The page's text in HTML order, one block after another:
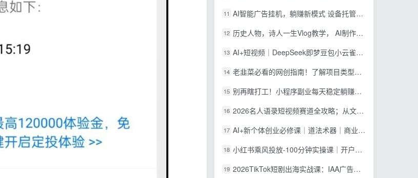
11 AI智能广告挂机，躺赚新模式 设备托管运行，解放双手持续变现
12 历史人物，诗人一生Vlog教学， AI制作丨伙伴计划丨精选收益丨商单收徒 ，新领域红利期，抓紧做
13 AI+短视频｜DeepSeek即梦豆包小云雀全工具教学，从账号定位到剪映剪辑，零基础也能快速上手做爆款
14 老韭菜必看的网创指南！了解项目类型，才能找到好的项目，才能拿到想要的结果
15 别再瞎打工！小程序副业每天稳定躺赚200+
16 2026名人语录短视频赛道全攻略；从文案撰写到声音克隆部署，系统掌握涨粉变现双赢制作技术
17 AI+新个体创业必修课｜道法术器｜商业逻辑·小红书流量·AI智能体｜低成本打造个人变现小生意全套教学
18 小红书乘风投放-100分钟实操课｜开户返点·标准投搭建·莱卡定向，新店建模撬动笔记自然流量全套教学
19 2026TikTok短剧出海实战课：IAA广告分账×IAP付费变现×账号搭建×平台规则×双轨爆发×回款全流程